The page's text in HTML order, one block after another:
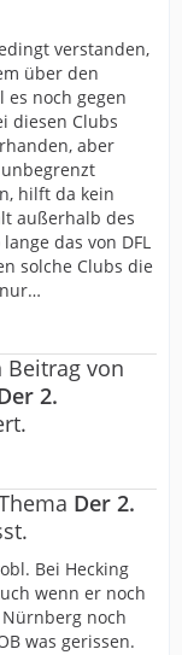
verstanden,
über den
es noch gegen
diesen Clubs
aber
hilft da kein
außerhalb des
das von DFL
solche Clubs die
Beitrag von
2.
Der 2.
Bei Hecking
wenn er noch
noch
was gerissen.